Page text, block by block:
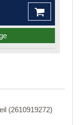
(2610919272)